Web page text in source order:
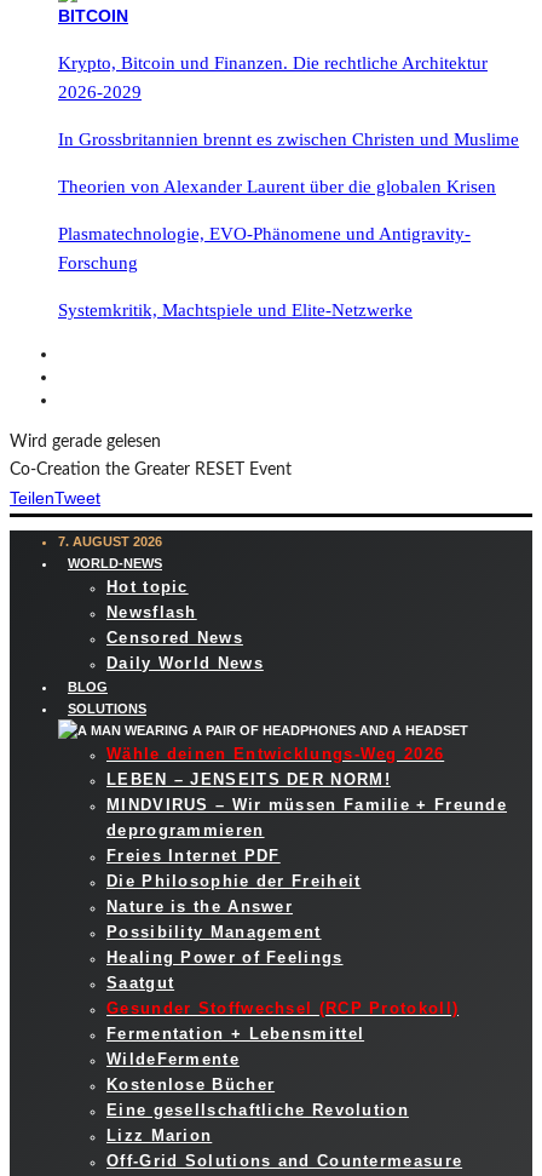
Krypto, Bitcoin und Finanzen. Die rechtliche Architektur
2026-2029
In Grossbritannien brennt es zwischen Christen und Muslime
Theorien von Alexander Laurent über die globalen Krisen
Plasmatechnologie, EVO-Phänomene und Antigravity-
Forschung
Systemkritik, Machtspiele und Elite-Netzwerke
Wird gerade gelesen
Co-Creation the Greater RESET Event
TeilenTweet
7. AUGUST 2026
WORLD-NEWS
Hot topic
Newsflash
Censored News
Daily World News
BLOG
SOLUTIONS
Wähle deinen Entwicklungs-Weg 2026
LEBEN – JENSEITS DER NORM!
MINDVIRUS – Wir müssen Familie + Freunde
deprogrammieren
Freies Internet PDF
Die Philosophie der Freiheit
Nature is the Answer
Possibility Management
Healing Power of Feelings
Saatgut
Gesunder Stoffwechsel (RCP Protokoll)
Fermentation + Lebensmittel
WildeFermente
Kostenlose Bücher
Eine gesellschaftliche Revolution
Lizz Marion
Off-Grid Solutions and Countermeasure